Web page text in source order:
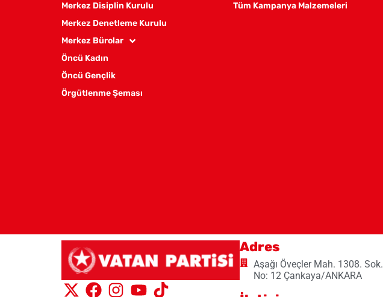
Merkez Disiplin Kurulu
Merkez Denetleme Kurulu
Merkez Bürolar
Öncü Kadın
Öncü Gençlik
Örgütlenme Şeması
Tüm Kampanya Malzemeleri
Adres
Aşağı Öveçler Mah. 1308. Sok.
No: 12 Çankaya/ANKARA